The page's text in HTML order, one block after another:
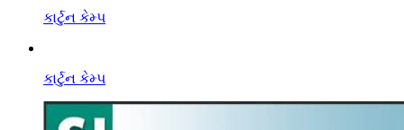
કાર્ટુન કેમ્પ
કાર્ટુન કેમ્પ